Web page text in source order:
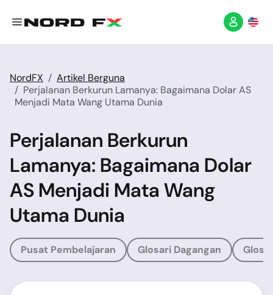
NordFX
Artikel Berguna
Perjalanan Berkurun Lamanya: Bagaimana Dolar AS
Menjadi Mata Wang Utama Dunia
Perjalanan Berkurun
Lamanya: Bagaimana Dolar
AS Menjadi Mata Wang
Utama Dunia
Pusat Pembelajaran Glosari Dagangan